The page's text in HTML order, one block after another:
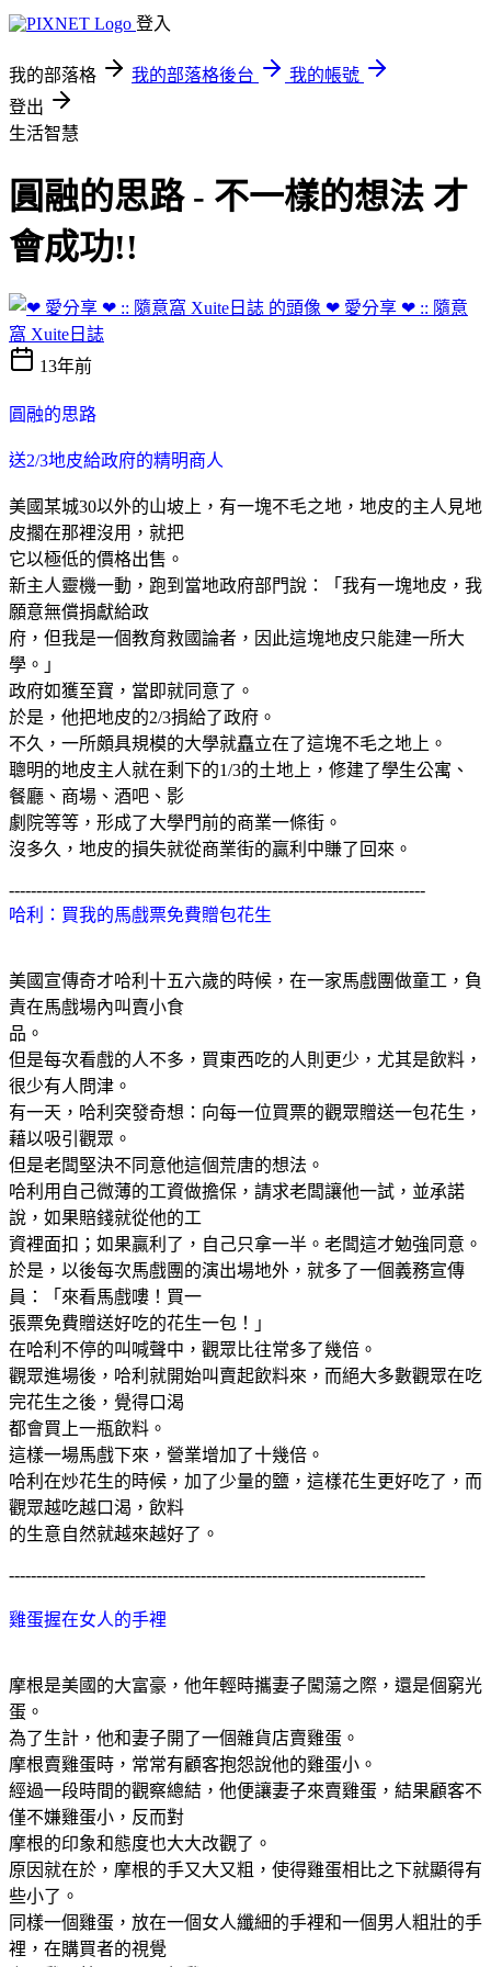
登入
我的部落格 我的部落格後台
我的帳號
登出
生活智慧
圓融的思路 - 不一樣的想法 才
會成功!!
❤ 愛分享 ❤ :: 隨意
窩 Xuite日誌
13年前
圓融的思路
送2/3地皮給政府的精明商人
美國某城30以外的山坡上，有一塊不毛之地，地皮的主人見地
皮擱在那裡沒用，就把
它以極低的價格出售。
新主人靈機一動，跑到當地政府部門說：「我有一塊地皮，我
願意無償捐獻給政
府，但我是一個教育救國論者，因此這塊地皮只能建一所大
學。」
政府如獲至寶，當即就同意了。
於是，他把地皮的2/3捐給了政府。
不久，一所頗具規模的大學就矗立在了這塊不毛之地上。
聰明的地皮主人就在剩下的1/3的土地上，修建了學生公寓、
餐廳、商場、酒吧、影
劇院等等，形成了大學門前的商業一條街。
沒多久，地皮的損失就從商業街的贏利中賺了回來。
----------------------------------------------------------------------------
哈利：買我的馬戲票免費贈包花生
美國宣傳奇才哈利十五六歲的時候，在一家馬戲團做童工，負
責在馬戲場內叫賣小食
品。
但是每次看戲的人不多，買東西吃的人則更少，尤其是飲料，
很少有人問津。
有一天，哈利突發奇想：向每一位買票的觀眾贈送一包花生，
藉以吸引觀眾。
但是老闆堅決不同意他這個荒唐的想法。
哈利用自己微薄的工資做擔保，請求老闆讓他一試，並承諾
說，如果賠錢就從他的工
資裡面扣；如果贏利了，自己只拿一半。老闆這才勉強同意。
於是，以後每次馬戲團的演出場地外，就多了一個義務宣傳
員：「來看馬戲嘍！買一
張票免費贈送好吃的花生一包！」
在哈利不停的叫喊聲中，觀眾比往常多了幾倍。
觀眾進場後，哈利就開始叫賣起飲料來，而絕大多數觀眾在吃
完花生之後，覺得口渴
都會買上一瓶飲料。
這樣一場馬戲下來，營業增加了十幾倍。
哈利在炒花生的時候，加了少量的鹽，這樣花生更好吃了，而
觀眾越吃越口渴，飲料
的生意自然就越來越好了。
----------------------------------------------------------------------------
雞蛋握在女人的手裡
摩根是美國的大富豪，他年輕時攜妻子闖蕩之際，還是個窮光
蛋。
為了生計，他和妻子開了一個雜貨店賣雞蛋。
摩根賣雞蛋時，常常有顧客抱怨說他的雞蛋小。
經過一段時間的觀察總結，他便讓妻子來賣雞蛋，結果顧客不
僅不嫌雞蛋小，反而對
摩根的印象和態度也大大改觀了。
原因就在於，摩根的手又大又粗，使得雞蛋相比之下就顯得有
些小了。
同樣一個雞蛋，放在一個女人纖細的手裡和一個男人粗壯的手
裡，在購買者的視覺